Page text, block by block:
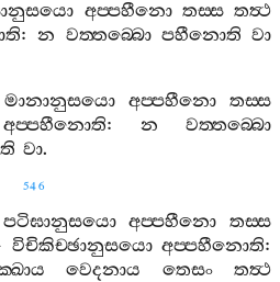
අප‍්පහීනො තස‍්ස තත්‍ථ
:න වත‍්තබ‍්බො පහීනොති වා
මානානුසයො අප‍්පහීනො
තස‍්ස
අප‍්පහීනොති: න
වත‍්තබ‍්බො
වා.
546
පටිඝානුසයො අප‍්පහීනො
තස‍්ස
විචිකිච‍්ඡානුසයො අප‍්පහීනොති:
වෙදනාය තෙසං
තත්‍ථ